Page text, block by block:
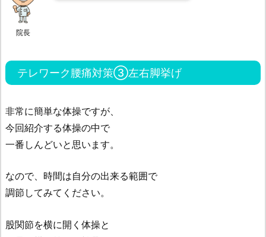
院長
テレワーク腰痛対策③左右脚挙げ
非常に簡単な体操ですが、
今回紹介する体操の中で
一番しんどいと思います。
なので、時間は自分の出来る範囲で
調節してみてください。
股関節を横に開く体操と